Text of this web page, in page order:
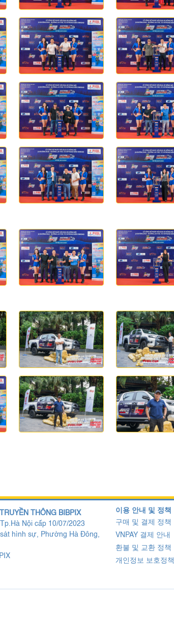
THÔNG BIBPIX
Nội cấp 10/07/2023
hình sự, Phường Hà Đông,
이용 안내 및 정책
구매 및 결제 정책
VNPAY 결제 안내
환불 및 교환 정책
개인정보 보호정책